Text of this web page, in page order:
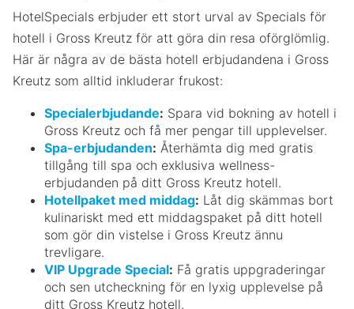
HotelSpecials erbjuder ett stort urval av Specials för
hotell i Gross Kreutz för att göra din resa oförglömlig.
Här är några av de bästa hotell erbjudandena i Gross
Kreutz som alltid inkluderar frukost:
Specialerbjudande: Spara vid bokning av hotell i
Gross Kreutz och få mer pengar till upplevelser.
Spa-erbjudanden: Återhämta dig med gratis
tillgång till spa och exklusiva wellness-
erbjudanden på ditt Gross Kreutz hotell.
Hotellpaket med middag: Låt dig skämmas bort
kulinariskt med ett middagspaket på ditt hotell
som gör din vistelse i Gross Kreutz ännu
trevligare.
VIP Upgrade Special: Få gratis uppgraderingar
och sen utcheckning för en lyxig upplevelse på
ditt Gross Kreutz hotell.